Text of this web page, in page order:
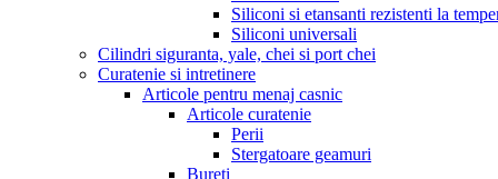
Siliconi si etansanti rezistenti la
Siliconi universali
Cilindri siguranta, yale, chei si port chei
Curatenie si intretinere
Articole pentru menaj casnic
Articole curatenie
Perii
Stergatoare geamuri
Bureti